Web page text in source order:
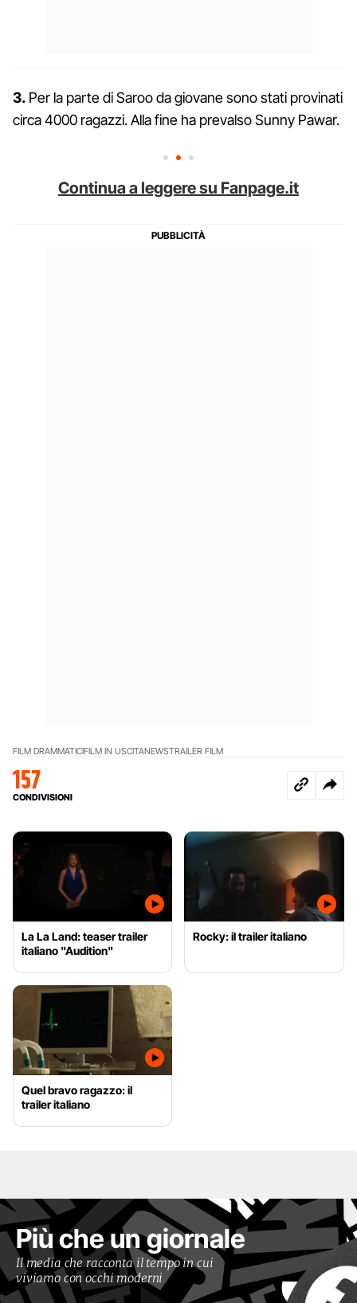
3. Per la parte di Saroo da giovane sono stati provinati
circa 4000 ragazzi. Alla fine ha prevalso Sunny Pawar.
Continua a leggere su Fanpage.it
FILM DRAMMATICIFILM IN USCITANEWSTRAILER FILM
157
CONDIVISIONI
La La Land: teaser trailer
italiano "Audition"
Rocky: il trailer italiano
Quel bravo ragazzo: il
trailer italiano
Più che un giornale
Il media che racconta il tempo in cui
viviamo con occhi moderni